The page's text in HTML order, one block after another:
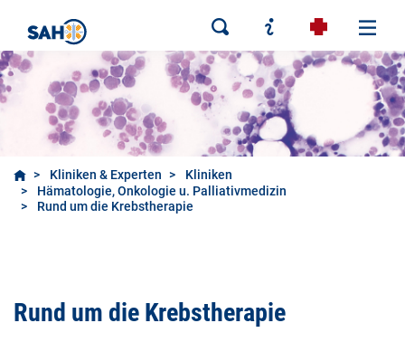
Kliniken & Experten
Kliniken
Hämatologie, Onkologie u. Palliativmedizin
Rund um die Krebstherapie
Rund um die Krebstherapie